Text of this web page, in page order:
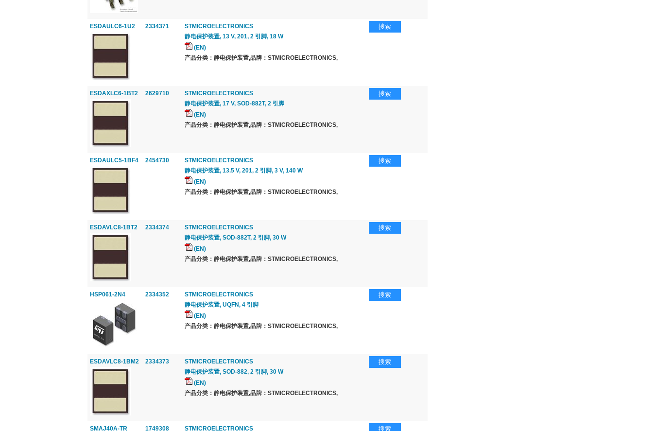
ESDAULC6-1U2 2334371
STMICROELECTRONICS
静电保护装置, 13 V, 201, 2 引脚, 18 W
(EN)
产品分类：静电保护装置,品牌：STMICROELECTRONICS,
搜索
ESDAXLC6-1BT2 2629710
STMICROELECTRONICS
静电保护装置, 17 V, SOD-882T, 2 引脚
(EN)
产品分类：静电保护装置,品牌：STMICROELECTRONICS,
搜索
ESDAULC5-1BF4 2454730
STMICROELECTRONICS
静电保护装置, 13.5 V, 201, 2 引脚, 3 V, 140 W
(EN)
产品分类：静电保护装置,品牌：STMICROELECTRONICS,
搜索
ESDAVLC8-1BT2 2334374
STMICROELECTRONICS
静电保护装置, SOD-882T, 2 引脚, 30 W
(EN)
产品分类：静电保护装置,品牌：STMICROELECTRONICS,
搜索
HSP061-2N4 2334352
STMICROELECTRONICS
静电保护装置, UQFN, 4 引脚
(EN)
产品分类：静电保护装置,品牌：STMICROELECTRONICS,
搜索
ESDAVLC8-1BM2 2334373
STMICROELECTRONICS
静电保护装置, SOD-882, 2 引脚, 30 W
(EN)
产品分类：静电保护装置,品牌：STMICROELECTRONICS,
搜索
SMAJ40A-TR 1749308
STMICROELECTRONICS
搜索